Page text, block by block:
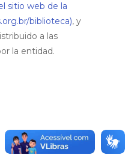
sitio web de la
biblioteca), y
a las
la entidad.